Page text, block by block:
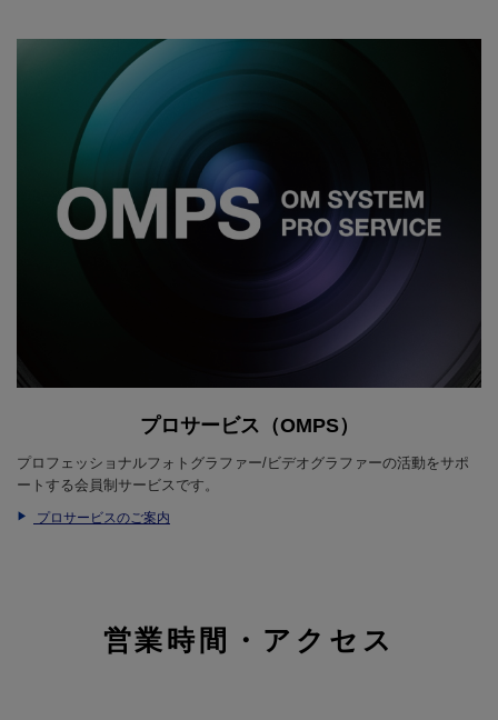
プロサービス（OMPS）
プロフェッショナルフォトグラファー/ビデオグラファーの活動をサポ
ートする会員制サービスです。
プロサービスのご案内
営業時間・アクセス